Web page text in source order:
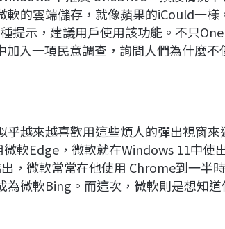
軟的雲端儲存，就像蘋果的iCould一樣
提示，建議用戶使用該功能。不只
加入一項民意調查，詢問人們為什麼
乎越來越喜歡用這些煩人的彈出視窗
軟Edge，微軟就在Windows 11中使
，微軟常常在他使用 Chrome到一半
為微軟Bing。而這次，微軟則是想知